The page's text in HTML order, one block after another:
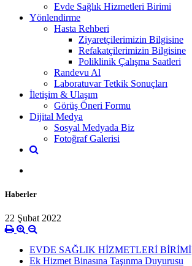
Evde Sağlık Hizmetleri Birimi
Yönlendirme
Hasta Rehberi
Ziyaretçilerimizin Bilgisine
Refakatçilerimizin Bilgisine
Poliklinik Çalışma Saatleri
Randevu Al
Laboratuvar Tetkik Sonuçları
İletişim & Ulaşım
Görüş Öneri Formu
Dijital Medya
Sosyal Medyada Biz
Fotoğraf Galerisi
Haberler
22 Şubat 2022
EVDE SAĞLIK HİZMETLERİ BİRİMİ
Ek Hizmet Binasına Taşınma Duyurusu